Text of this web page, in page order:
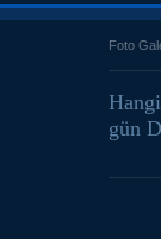
Foto
gün